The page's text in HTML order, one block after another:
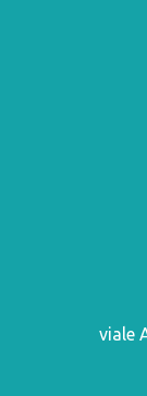
viale